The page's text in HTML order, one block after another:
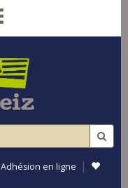
Adhésion en ligne |